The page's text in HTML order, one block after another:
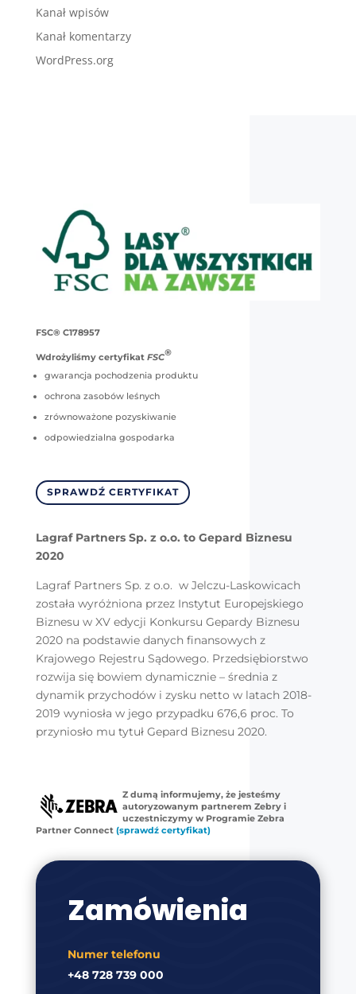
Kanał wpisów
Kanał komentarzy
WordPress.org
FSC® C178957
Wdrożyliśmy certyfikat FSC®
gwarancja pochodzenia produktu
ochrona zasobów leśnych
zrównoważone pozyskiwanie
odpowiedzialna gospodarka
SPRAWDŹ CERTYFIKAT
Lagraf Partners Sp. z o.o. to Gepard Biznesu
2020
Lagraf Partners Sp. z o.o. w Jelczu-Laskowicach
została wyróżniona przez Instytut Europejskiego
Biznesu w XV edycji Konkursu Gepardy Biznesu
2020 na podstawie danych finansowych z
Krajowego Rejestru Sądowego. Przedsiębiorstwo
rozwija się bowiem dynamicznie – średnia z
dynamik przychodów i zysku netto w latach 2018-
2019 wyniosła w jego przypadku 676,6 proc. To
przyniosło mu tytuł Gepard Biznesu 2020.
Z dumą informujemy, że jesteśmy
autoryzowanym partnerem Zebry i
uczestniczymy w Programie Zebra
Partner Connect (sprawdź certyfikat)
Zamówienia
Numer telefonu
+48 728 739 000